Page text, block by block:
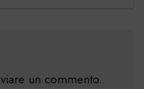
un commento.